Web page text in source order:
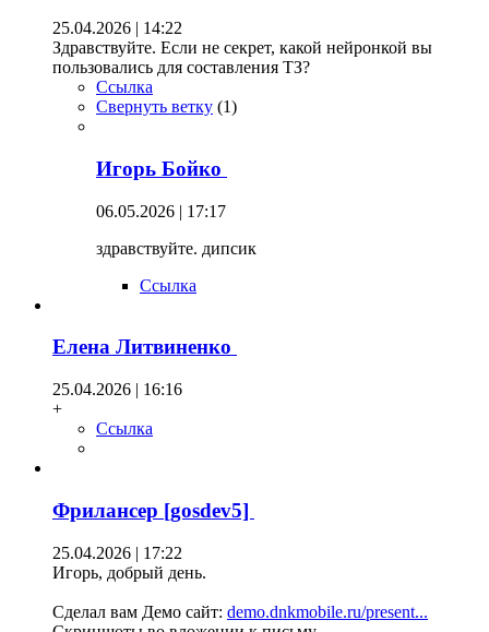
25.04.2026 | 14:22
Здравствуйте. Если не секрет, какой нейронкой вы
пользовались для составления ТЗ?
Ссылка
Свернуть ветку (1)
Игорь Бойко
06.05.2026 | 17:17
здравствуйте. дипсик
Ссылка
Елена Литвиненко
25.04.2026 | 16:16
+
Ссылка
Фрилансер [gosdev5]
25.04.2026 | 17:22
Игорь, добрый день.
Сделал вам Демо сайт: demo.dnkmobile.ru/present...